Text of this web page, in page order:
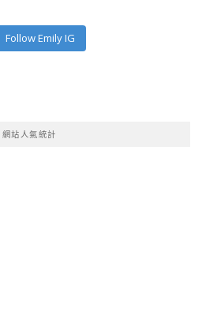
Follow Emily IG
網站人氣統計